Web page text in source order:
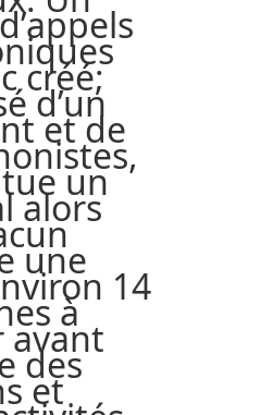
créé;
d’un
et de
un
alors
une
14
à
avant
des
et